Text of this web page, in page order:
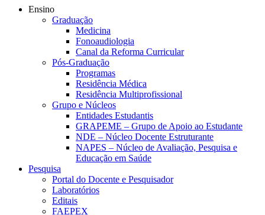
Ensino
Graduação
Medicina
Fonoaudiologia
Canal da Reforma Curricular
Pós-Graduação
Programas
Residência Médica
Residência Multiprofissional
Grupo e Núcleos
Entidades Estudantis
GRAPEME – Grupo de Apoio ao Estudante
NDE – Núcleo Docente Estruturante
NAPES – Núcleo de Avaliação, Pesquisa e
Educação em Saúde
Pesquisa
Portal do Docente e Pesquisador
Laboratórios
Editais
FAEPEX